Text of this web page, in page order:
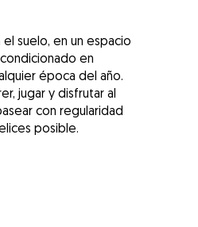
suelo, en un espacio
en
época del año.
jugar y disfrutar al
con regularidad
posible.